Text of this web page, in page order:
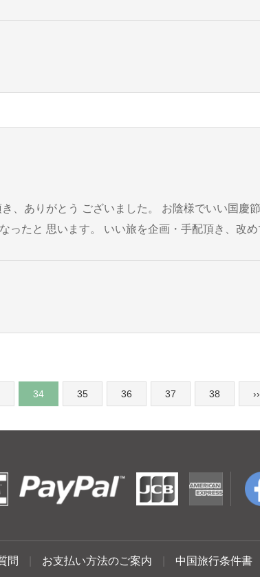
謝致します。 また機会があれば貴社
34 35 36 37 38 ››
問 お支払い方法のご案内 中国旅行条件書